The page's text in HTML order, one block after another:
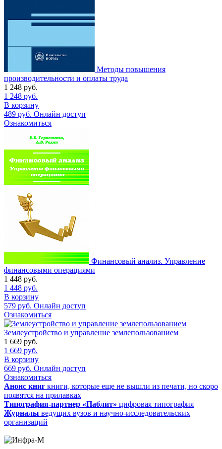
Методы повышения
производительности и оплаты труда
1 248 руб.
1 248 руб.
В корзину
489 руб. Онлайн доступ
Ознакомиться
Финансовый анализ. Управление
финансовыми операциями
1 448 руб.
1 448 руб.
В корзину
579 руб. Онлайн доступ
Ознакомиться
Землеустройство и управление землепользованием
1 669 руб.
1 669 руб.
В корзину
669 руб. Онлайн доступ
Ознакомиться
Анонс книг книги, которые еще не вышли из печати, но скоро
появятся на прилавках
Типография-партнер «Паблит» цифровая типография
Журналы ведущих вузов и научно-исследовательских
организаций